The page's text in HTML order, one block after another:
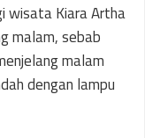
wisata Kiara Artha
malam, sebab
malam
dengan lampu